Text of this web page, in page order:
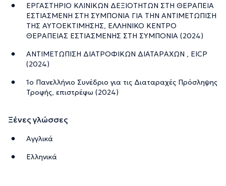
ΕΡΓΑΣΤΗΡΙΟ ΚΛΙΝΙΚΩΝ ΔΕΞΙΟΤΗΤΩΝ ΣΤΗ ΘΕΡΑΠΕΙΑ
ΕΣΤΙΑΣΜΕΝΗ ΣΤΗ ΣΥΜΠΟΝΙΑ ΓΙΑ ΤΗΝ ΑΝΤΙΜΕΤΩΠΙΣΗ
ΤΗΣ ΑΥΤΟΕΚΤΙΜΗΣΗΣ, ΕΛΛΗΝΙΚΟ ΚΕΝΤΡΟ
ΘΕΡΑΠΕΙΑΣ ΕΣΤΙΑΣΜΕΝΗΣ ΣΤΗ ΣΥΜΠΟΝΙΑ (2024)
ΑΝΤΙΜΕΤΩΠΙΣΗ ΔΙΑΤΡΟΦΙΚΩΝ ΔΙΑΤΑΡΑΧΩΝ , EICP
(2024)
1ο Πανελλήνιο Συνέδριο για τις Διαταραχές Πρόσληψης
Τροφής, επιστρέφω (2024)
Ξένες γλώσσες
Αγγλικά
Ελληνικά